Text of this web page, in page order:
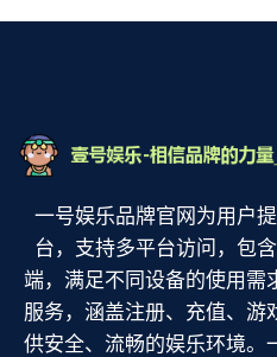
一号娱乐品牌官网为用户
台，支持多平台访问，包
端，满足不同设备的使用需
服务，涵盖注册、充值、游
供安全、流畅的娱乐环境。